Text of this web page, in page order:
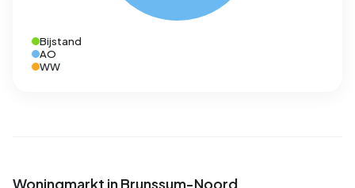
Bijstand
AO
WW
Woningmarkt in Brunssum-Noord